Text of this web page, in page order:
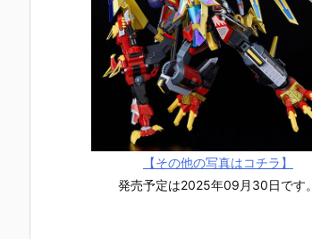
【その他の写真はコチラ】
発売予定は2025年09月30日です。